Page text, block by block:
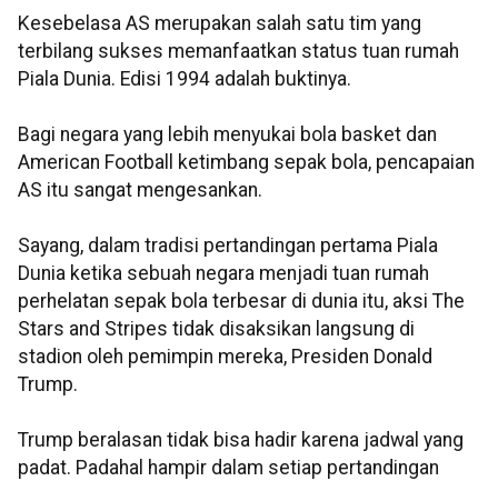
Kesebelasa AS merupakan salah satu tim yang
terbilang sukses memanfaatkan status tuan rumah
Piala Dunia. Edisi 1994 adalah buktinya.
Bagi negara yang lebih menyukai bola basket dan
American Football ketimbang sepak bola, pencapaian
AS itu sangat mengesankan.
Sayang, dalam tradisi pertandingan pertama Piala
Dunia ketika sebuah negara menjadi tuan rumah
perhelatan sepak bola terbesar di dunia itu, aksi The
Stars and Stripes tidak disaksikan langsung di
stadion oleh pemimpin mereka, Presiden Donald
Trump.
Trump beralasan tidak bisa hadir karena jadwal yang
padat. Padahal hampir dalam setiap pertandingan